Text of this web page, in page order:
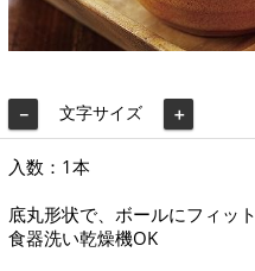
－ 文字サイズ ＋
入数：1本
底丸形状で、ボールにフィッ
食器洗い乾燥機OK